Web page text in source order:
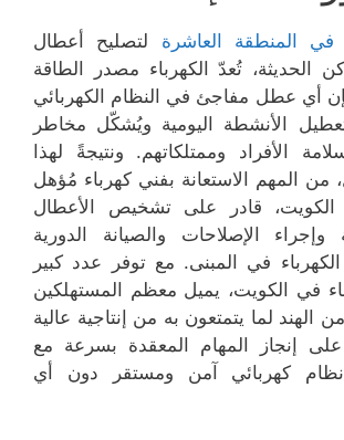
في المنطقة العاشرة لتصليح أعطال
الحديثة، تُعدّ الكهرباء مصدر الطاقة
فإن أي عطل مفاجئ في النظام الكهربائي
الأنشطة اليومية ويُشكّل مخاطر
الأفراد وممتلكاتهم. ونتيجةً لهذا
من المهم الاستعانة بفني كهرباء مُؤهل
قادر على تشخيص الأعطال
وإجراء الإصلاحات والصيانة الدورية
الكهرباء في المبنى. مع توفر عدد كبير
في الكويت، يميل معظم المستهلكين
الهند لما يتمتعون به من إنتاجية عالية
إنجاز المهام المعقدة بسرعة مع
كهربائي آمن ومستقر دون أي